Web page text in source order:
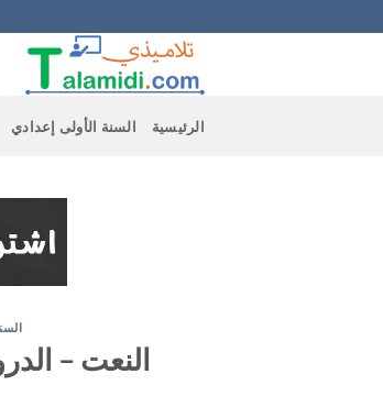
to
الرئيسية السنة الأولى إعدادي
النعت –